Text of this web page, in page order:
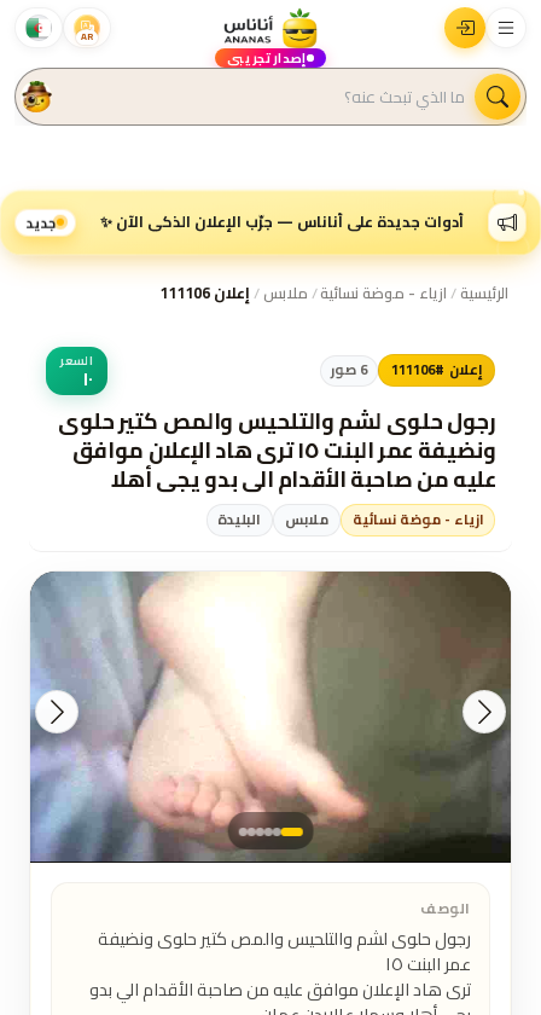
AR
إصدار تجريبي
أدوات جديدة على أناناس — جرّب الإعلان الذكي الآن ✨ جديد
الرئيسية/ازياء - موضة نسائية/ملابس/إعلان 111106
إعلان #111106 6صور السعر
١٠
رجول حلوى لشم والتلحيس والمص كتير حلوى
ونضيفة عمر البنت ١٥ ترى هاد الإعلان موافق
عليه من صاحبة الأقدام الي بدو يجي أهلا
وسهلا عالاردن عمان ترى هاي الصور لبنت وحدة
بس
ازياء - موضة نسائية ملابس البليدة
الوصف
رجول حلوى لشم والتلحيس والمص كتير حلوى ونضيفة
ترى هاد الإعلان موافق عليه من صاحبة الأقدام الي بدو